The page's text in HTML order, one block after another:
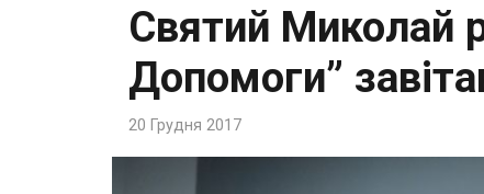
Святий Миколай
Допомоги”
20 Грудня 2017